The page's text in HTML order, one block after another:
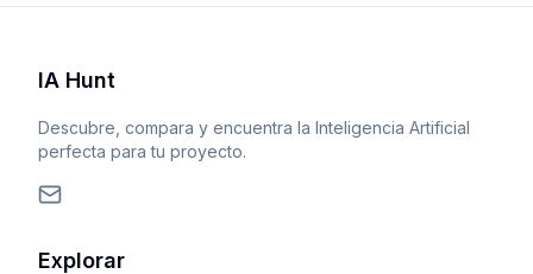
IA Hunt
Descubre, compara y encuentra la Inteligencia Artificial
perfecta para tu proyecto.
Explorar